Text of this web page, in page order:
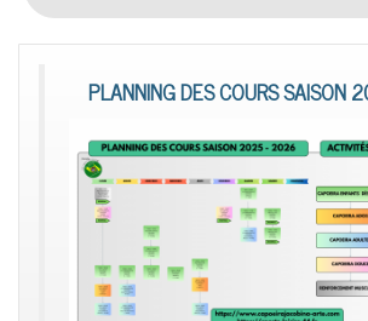
PLANNING DES COURS